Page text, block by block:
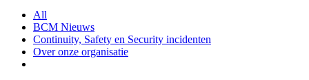
All
BCM Nieuws
Continuity, Safety en Security incidenten
Over onze organisatie